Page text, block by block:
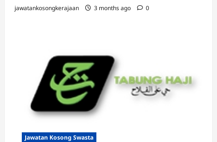
jawatankosongkerajaan 3 months ago 0
Jawatan Kosong Swasta